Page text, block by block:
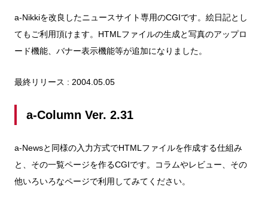
a-Nikkiを改良したニュースサイト専用のCGIです。絵日記とし
てもご利用頂けます。HTMLファイルの生成と写真のアップロ
ード機能、バナー表示機能等が追加になりました。
最終リリース : 2004.05.05
a-Column Ver. 2.31
a-Newsと同様の入力方式でHTMLファイルを作成する仕組み
と、その一覧ページを作るCGIです。コラムやレビュー、その
他いろいろなページで利用してみてください。